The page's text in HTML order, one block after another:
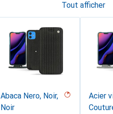
Tout afficher
Abaca Nero, Noir,
Noir
Acier